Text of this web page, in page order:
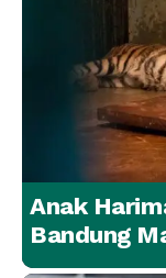
Anak
Bandung
Lainnya